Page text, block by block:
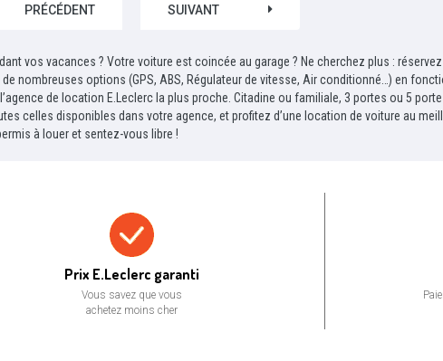
PRÉCÉDENT SUIVANT
vos vacances ? Votre voiture est coincée au garage ? Ne cherchez plus :
nombreuses options (GPS, ABS, Régulateur de vitesse, Air conditionné…) en
de location E.Leclerc la plus proche. Citadine ou familiale, 3 portes ou 5
celles disponibles dans votre agence, et profitez d’une location de voiture au
à louer et sentez-vous libre !
Prix E.Leclerc garanti
Vous savez que vous
achetez moins cher